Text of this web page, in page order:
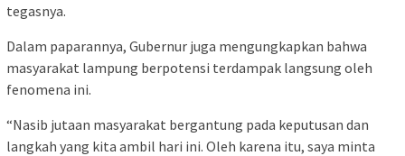
tegasnya.
Dalam paparannya, Gubernur juga mengungkapkan bahwa
masyarakat lampung berpotensi terdampak langsung oleh
fenomena ini.
“Nasib jutaan masyarakat bergantung pada keputusan dan
langkah yang kita ambil hari ini. Oleh karena itu, saya minta